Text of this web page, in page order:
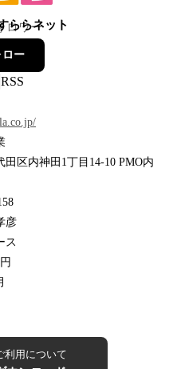
ららネット
ロワー
ロー
RSS
田区内神田1丁目14-10 PMO内
彦
ス
利用について